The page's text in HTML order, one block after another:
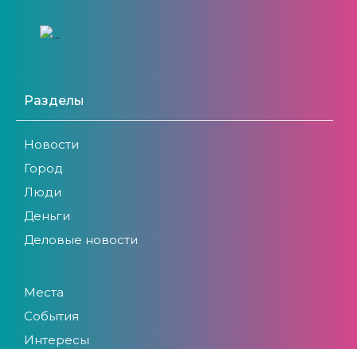
Разделы
Новости
Город
Люди
Деньги
Деловые новости
Места
События
Интересы